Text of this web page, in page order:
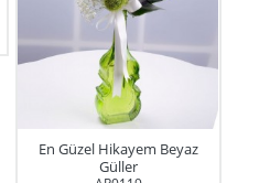
En Güzel Hikayem Beyaz
Güller